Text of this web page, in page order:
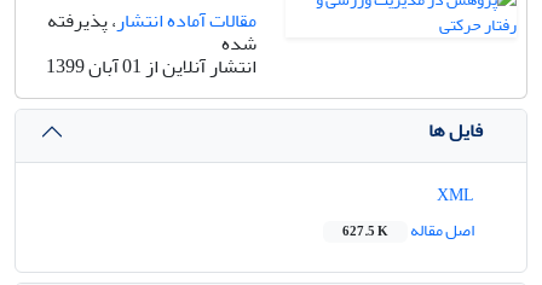
مقالات آماده انتشار، پذیرفته
شده
انتشار آنلاین از 01 آبان 1399
فایل ها
اصل مقاله
627.5 K